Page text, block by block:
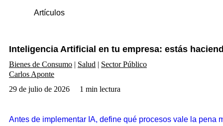
Artículos
Inteligencia Artificial en tu empresa: estás
Bienes de Consumo Salud
Sector Público
Carlos Aponte
29 de julio de 2026
1 min lectura
Antes de implementar IA, define qué procesos vale la pena